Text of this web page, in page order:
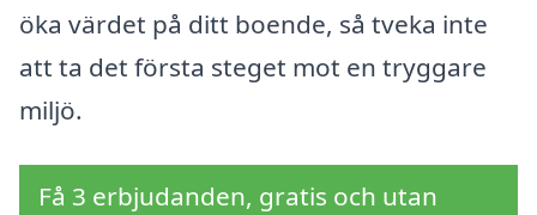
öka värdet på ditt boende, så tveka inte
att ta det första steget mot en tryggare
miljö.
Få 3 erbjudanden, gratis och utan